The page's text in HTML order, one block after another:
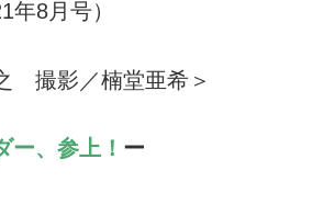
年8月号）
撮影／楠堂亜希＞
ー、参上！ ー